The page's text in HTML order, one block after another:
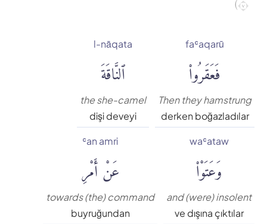
Rowwad Translation Center
Shaban Britch
٧)
faʿaqarū
فَعَقَرُوا۟
Then they hamstrung
derken boğazladılar
l-nāqata
ٱلنَّاقَةَ
the she-camel
dişi deveyi
waʿataw
وَعَتَوْا۟
and (were) insolent
ve dışına çıktılar
ʿan amri
عَنْ أَمْرِ
towards (the) command
buyruğundan